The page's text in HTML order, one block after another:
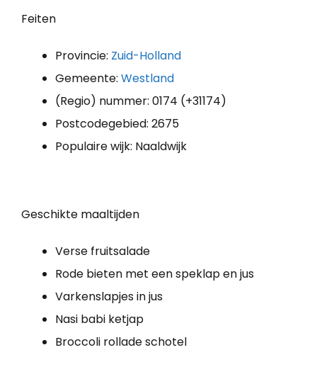
Feiten
Provincie: Zuid-Holland
Gemeente: Westland
(Regio) nummer: 0174 (+31174)
Postcodegebied: 2675
Populaire wijk: Naaldwijk
Geschikte maaltijden
Verse fruitsalade
Rode bieten met een speklap en jus
Varkenslapjes in jus
Nasi babi ketjap
Broccoli rollade schotel